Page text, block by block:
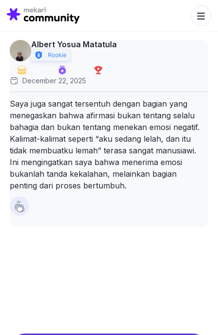
Search
for:
Search
Albert Yosua Matatula
December 22, 2025
Saya juga sangat tersentuh dengan bagian yang
menegaskan bahwa afirmasi bukan tentang selalu
bahagia dan bukan tentang menekan emosi negatif.
Kalimat-kalimat seperti “aku sedang lelah, dan itu
tidak membuatku lemah” terasa sangat manusiawi.
Ini mengingatkan saya bahwa menerima emosi
bukanlah tanda kekalahan, melainkan bagian
penting dari proses bertumbuh.